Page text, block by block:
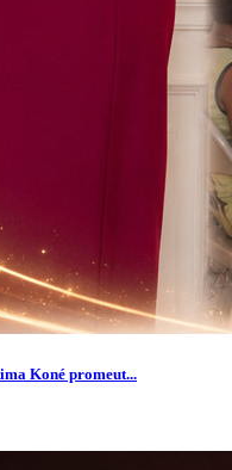
Koné promeut...